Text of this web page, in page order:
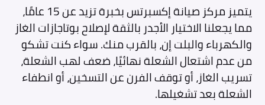
يتميز مركز صيانة إكسبرتس بخبرة تزيد عن 15 عامًا،
مما يجعلنا الاختيار الأجدر بالثقة لإصلاح بوتاجازات الغاز
والكهرباء والبلت إن، بالقرب منك. سواء كنت تشكو
من عدم اشتعال الشعلة نهائيًا، ضعف لهب الشعلة،
تسريب الغاز، أو توقف الفرن عن التسخين، أو انطفاء
الشعلة بعد تشغيلها.